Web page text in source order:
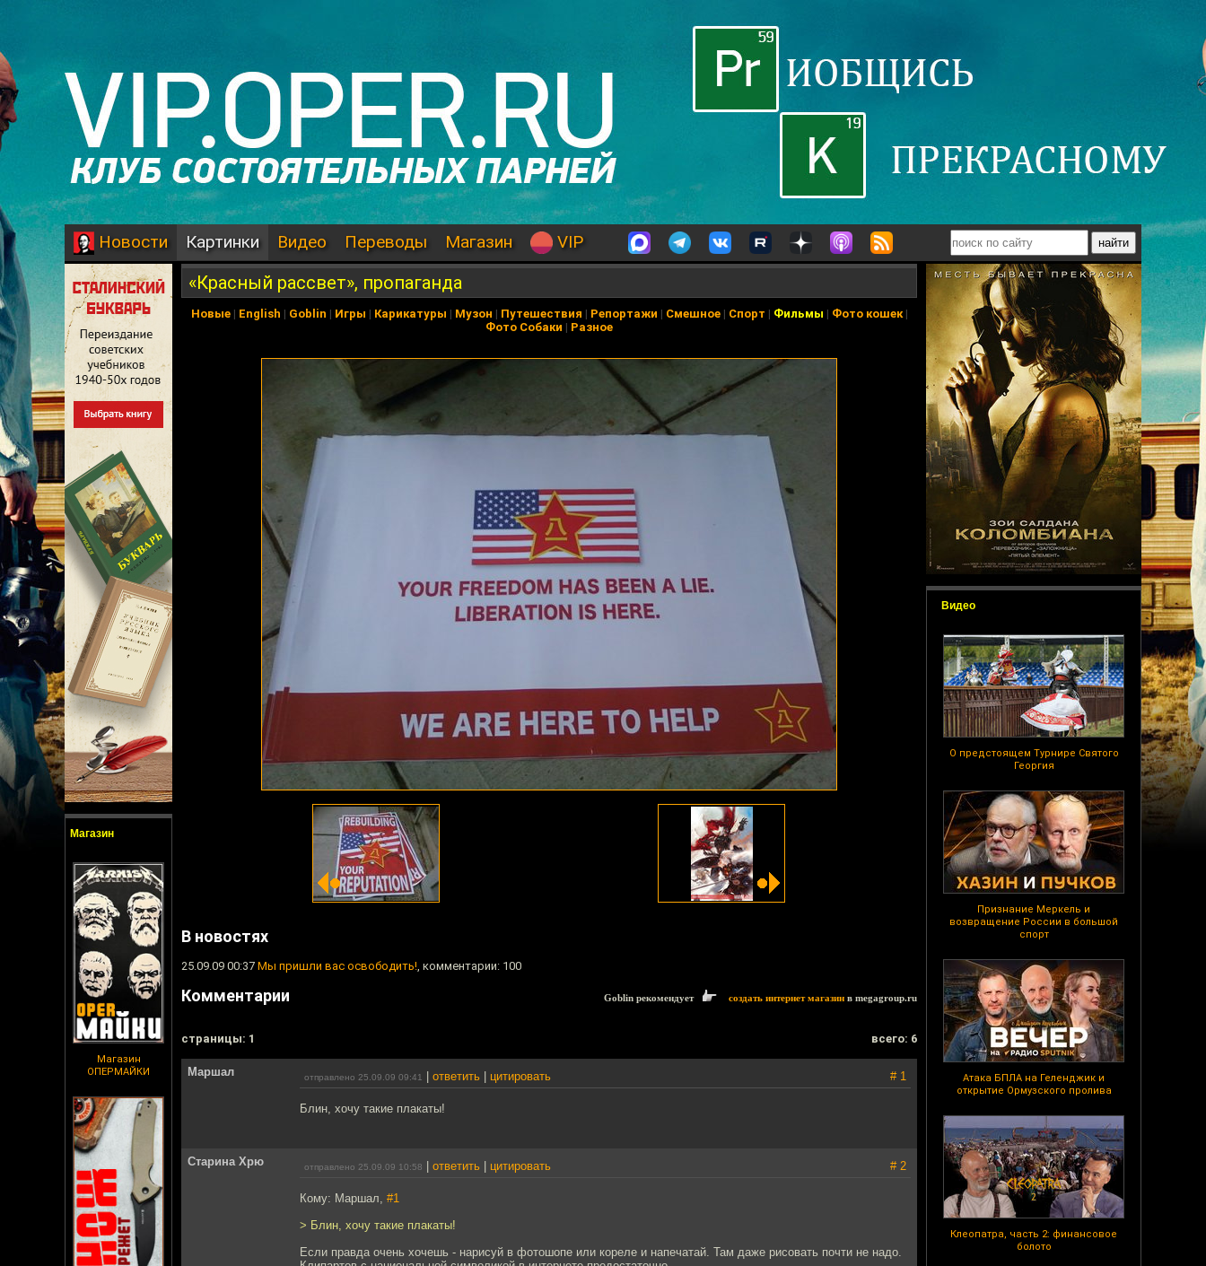
Новости Картинки Видео Переводы Магазин VIP
Магазин
Магазин
ОПЕРМАЙКИ
Видео
О предстоящем Турнире Святого
Георгия
Признание Меркель и
возвращение России в большой
спорт
Атака БПЛА на Геленджик и
открытие Ормузского пролива
Клеопатра, часть 2: финансовое
болото
«Красный рассвет», пропаганда
Новые| English | Goblin | Игры | Карикатуры | Музон | Путешествия | Репортажи | Смешное| Спорт | Фильмы | Фото кошек|
Фото Собаки | Разное
В новостях
25.09.09 00:37 Мы пришли вас освободить!, комментарии: 100
Комментарии Goblin рекомендует создать интернет магазин в megagroup.ru
cтраницы: 1 всего: 6
Маршал отправлено 25.09.09 09:41 ответить цитировать # 1
Блин, хочу такие плакаты!
Старина Хрю отправлено 25.09.09 10:58 ответить цитировать # 2
Кому: Маршал, #1
> Блин, хочу такие плакаты!
Если правда очень хочешь - нарисуй в фотошопе или кореле и напечатай. Там даже рисовать почти не надо.